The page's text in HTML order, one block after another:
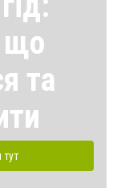
що
та
тут